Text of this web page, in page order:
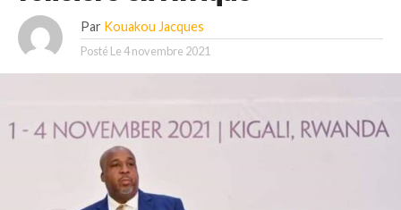
Par Kouakou Jacques
Posté Le4 novembre 2021